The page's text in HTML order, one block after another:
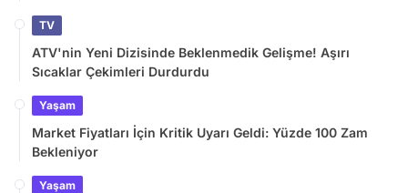
TV
ATV'nin Yeni Dizisinde Beklenmedik Gelişme! Aşırı
Sıcaklar Çekimleri Durdurdu
Yaşam
Market Fiyatları İçin Kritik Uyarı Geldi: Yüzde 100 Zam
Bekleniyor
Yaşam